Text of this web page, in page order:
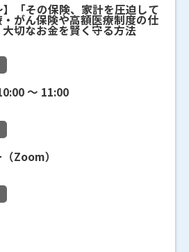
】「その保険、家計を圧迫して
がん保険や高額医療制度の仕
切なお金を賢く守る方法
〜 11:00
Zoom）